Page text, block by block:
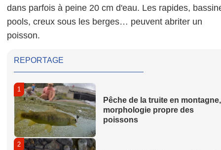
dans parfois à peine 20 cm d'eau. Les rapides,
pools, creux sous les berges… peuvent abriter un
poisson.
REPORTAGE
1
Pêche de la truite en
morphologie propre des
poissons
2